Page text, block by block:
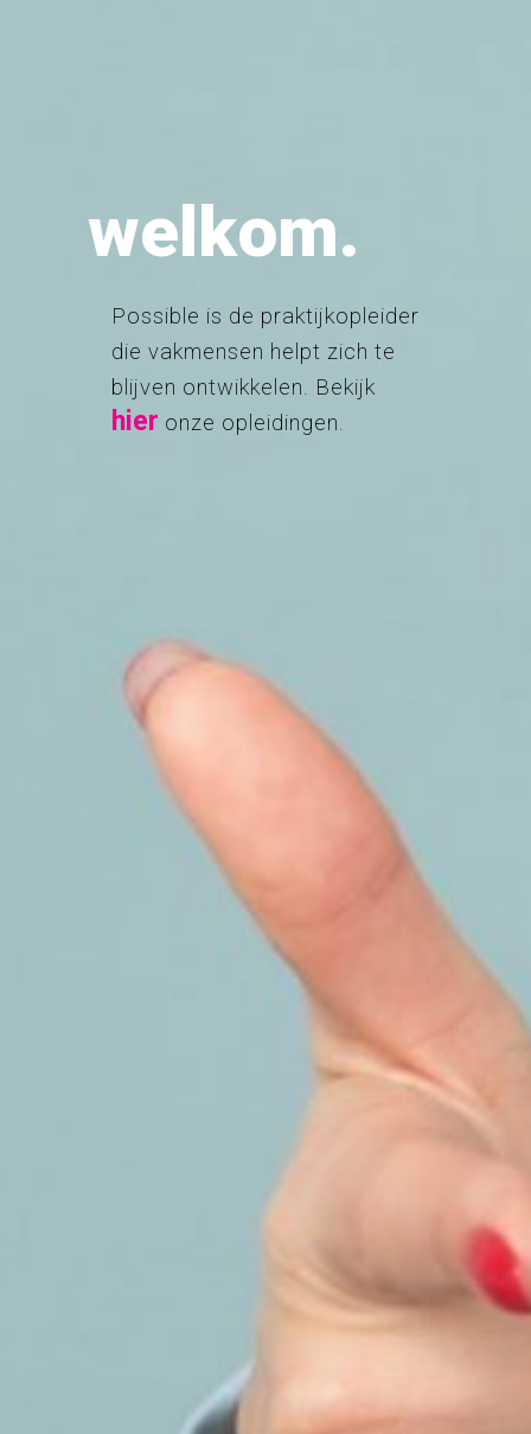
welkom.
Possible is de praktijkopleider
die vakmensen helpt zich te
blijven ontwikkelen. Bekijk
hier onze opleidingen.